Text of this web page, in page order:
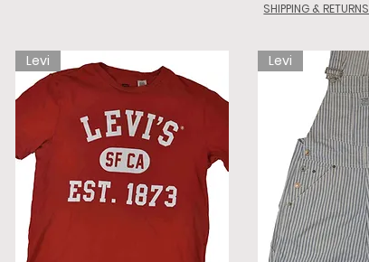
SHIPPING & RETURNS
Levi Levi